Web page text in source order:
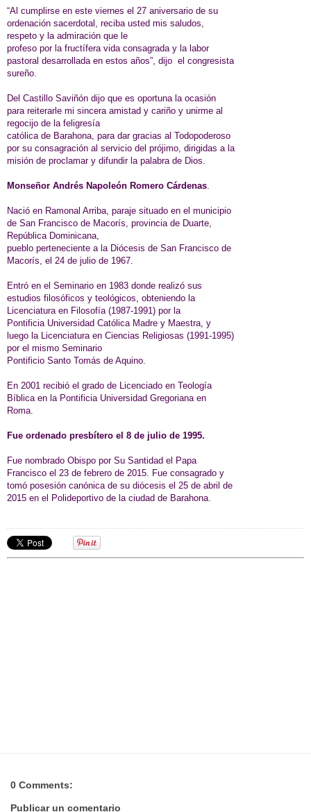
“Al cumplirse en este viernes el 27 aniversario de su
ordenación sacerdotal, reciba usted mis saludos,
respeto y la admiración que le
profeso por la fructífera vida consagrada y la labor
pastoral desarrollada en estos años”, dijo el congresista
sureño.
Del Castillo Saviñón dijo que es oportuna la ocasión
para reiterarle mi sincera amistad y cariño y unirme al
regocijo de la feligresía
católica de Barahona, para dar gracias al Todopoderoso
por su consagración al servicio del prójimo, dirigidas a la
misión de proclamar y difundir la palabra de Dios.
Monseñor Andrés Napoleón Romero Cárdenas
Nació en Ramonal Arriba, paraje situado en el municipio
de San Francisco de Macorís, provincia de Duarte,
República Dominicana,
pueblo perteneciente a la Diócesis de San Francisco de
Macorís, el 24 de julio de 1967.
Entró en el Seminario en 1983 donde realizó sus
estudios filosóficos y teológicos, obteniendo la
Licenciatura en Filosofía (1987-1991) por la
Pontificia Universidad Católica Madre y Maestra, y
luego la Licenciatura en Ciencias Religiosas (1991-1995)
por el mismo Seminario
Pontificio Santo Tomás de Aquino.
En 2001 recibió el grado de Licenciado en Teología
Bíblica en la Pontificia Universidad Gregoriana en
Roma.
Fue ordenado presbítero el 8 de julio de 1995.
Fue nombrado Obispo por Su Santidad el Papa
Francisco el 23 de febrero de 2015. Fue consagrado y
tomó posesión canónica de su diócesis el 25 de abril de
2015 en el Polideportivo de la ciudad de Barahona.
0 Comments:
Publicar un comentario